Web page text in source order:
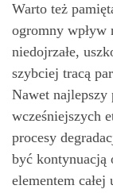
Warto też
ogromny wpływ
niedojrzałe,
szybciej tracą
Nawet najlepszy
wcześniejszych
procesy
być kontynuacją
elementem